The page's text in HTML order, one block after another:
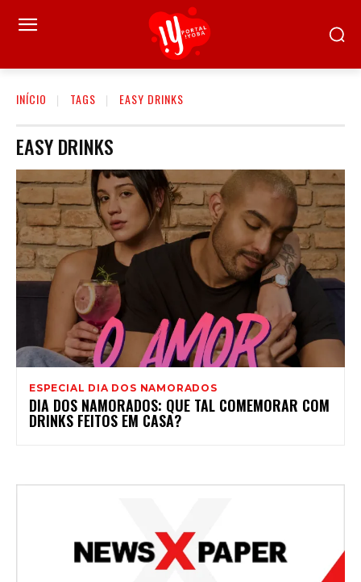
INÍCIO TAGS EASY DRINKS
EASY DRINKS
ESPECIAL DIA DOS NAMORADOS
DIA DOS NAMORADOS: QUE TAL COMEMORAR COM
DRINKS FEITOS EM CASA?